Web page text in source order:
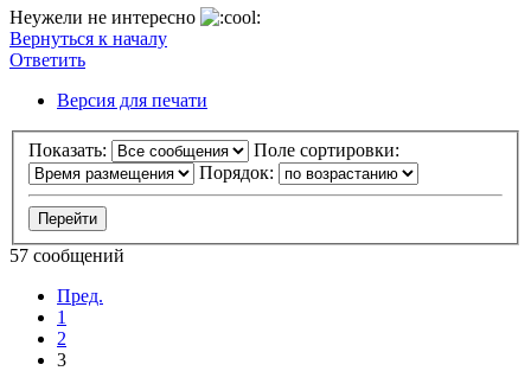
Неужели не интересно
Вернуться к началу
Ответить
Версия для печати
Показать:
Поле сортировки:
Порядок:
57 сообщений
Пред.
1
2
3